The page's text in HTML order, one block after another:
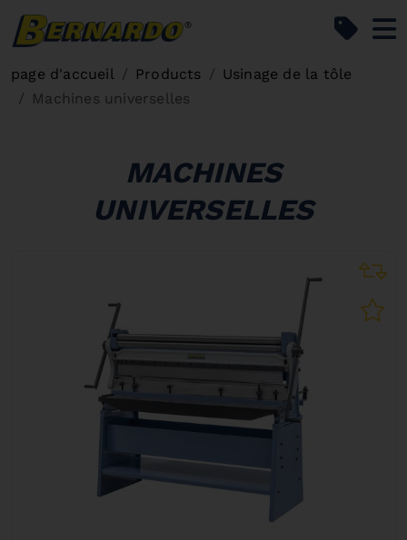
page d'accueil Products
Usinage de la tôle
Machines universelles
MACHINES
UNIVERSELLES